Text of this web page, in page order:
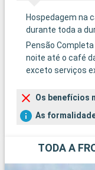
Hospedagem na
durante toda a
Pensão
noite até o café
exceto serviços
Os benefícios
As
TODA A